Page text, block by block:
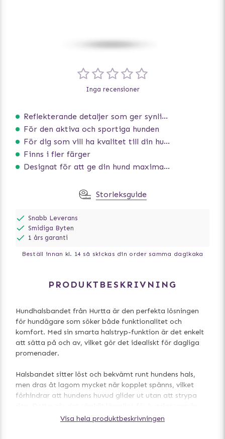
Reflekterande detaljer som ger synlighet i svagt ljus
För den aktiva och sportiga hunden
För dig som vill ha kvalitet till din hund!
Finns i fler färger
Designat för att ge din hund maximal komfort
Inga recensioner
Storleksguide
Snabb Leverans
Smidiga Byten
1 års garanti
Beställ innan kl. 14 så skickas din order samma dag!kaka
PRODUKTBESKRIVNING
Hundhalsbandet från Hurtta är den perfekta lösningen
för hundägare som söker både funktionalitet och
komfort. Med sin smarta halstryp-funktion är det enkelt
att sätta på och av, vilket gör det idealiskt för dagliga
promenader.
Halsbandet sitter löst och bekvämt runt hundens hals,
men dras åt lagom mycket när kopplet spänns, vilket
förhindrar att hundens huvud glider ut utan att strypa
duktiga på att gå i koppel utan att dra. Den robusta
Visa hela produktbeskrivningen